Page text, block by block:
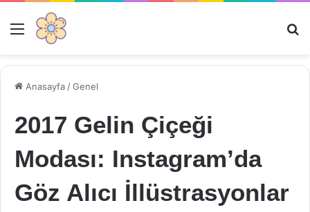
Menü
Anasayfa /Genel
2017 Gelin Çiçeği
Modası: Instagram’da
Göz Alıcı İllüstrasyonlar